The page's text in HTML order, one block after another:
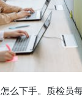
下手。质检员